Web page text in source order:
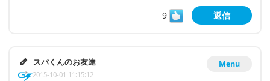
9
返信
Menu
スパくんのお友達
2015-10-01 11:15:12